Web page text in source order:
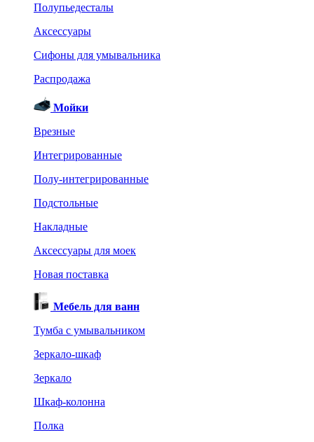
Полупьедесталы
Аксессуары
Сифоны для умывальника
Распродажа
Мойки
Врезные
Интегрированные
Полу-интегрированные
Подстольные
Накладные
Аксессуары для моек
Новая поставка
Мебель для ванн
Тумба с умывальником
Зеркало-шкаф
Зеркало
Шкаф-колонна
Полка